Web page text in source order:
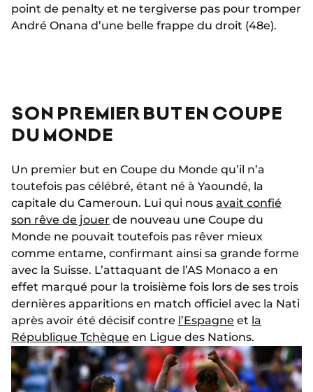
point de penalty et ne tergiverse pas pour tromper
André Onana d’une belle frappe du droit (48e).
SON PREMIER BUT EN COUPE
DU MONDE
Un premier but en Coupe du Monde qu’il n’a
toutefois pas célébré, étant né à Yaoundé, la
capitale du Cameroun. Lui qui nous avait confié
son rêve de jouer de nouveau une Coupe du
Monde ne pouvait toutefois pas rêver mieux
comme entame, confirmant ainsi sa grande forme
avec la Suisse. L’attaquant de l’AS Monaco a en
effet marqué pour la troisième fois lors de ses trois
dernières apparitions en match officiel avec la Nati
après avoir été décisif contre l’Espagne et la
République Tchèque en Ligue des Nations.